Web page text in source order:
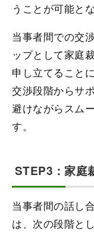
うことが可能と
当事者間での交
ップとして家庭
申し立てること
交渉段階からサ
避けながらスム
す。
STEP3：家庭
当事者間の話し
は、次の段階と